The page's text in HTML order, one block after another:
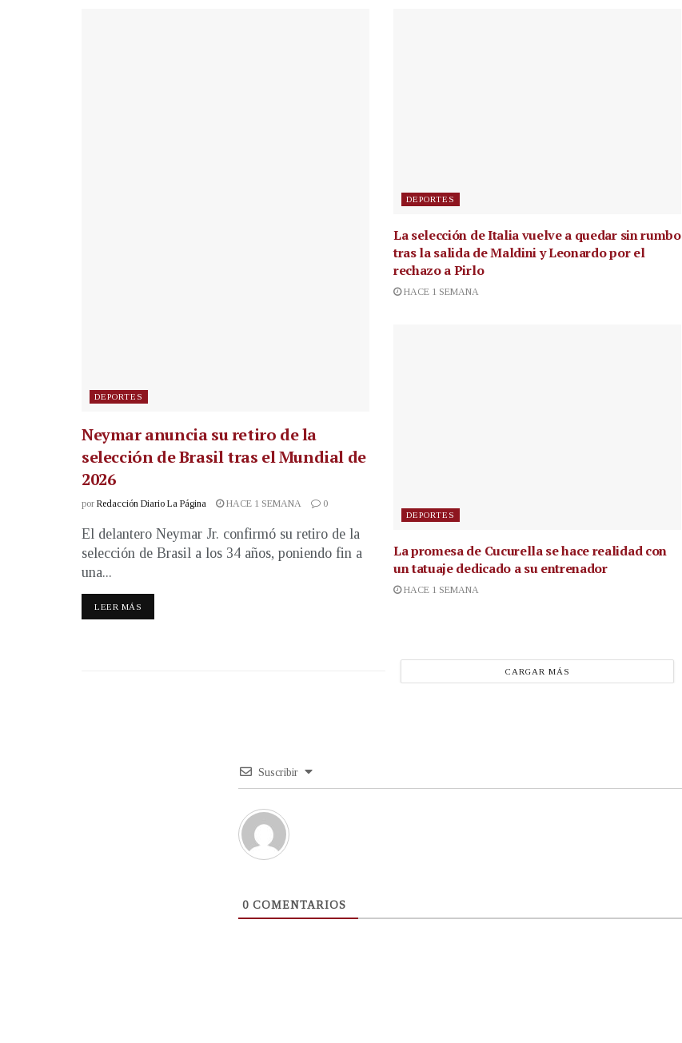
DEPORTES
Neymar anuncia su retiro de la
selección de Brasil tras el Mundial de
2026
por Redacción Diario La Página HACE 1 SEMANA 0
El delantero Neymar Jr. confirmó su retiro de la
selección de Brasil a los 34 años, poniendo fin a
una...
LEER MÁS
DEPORTES
La selección de Italia vuelve a quedar sin rumbo
tras la salida de Maldini y Leonardo por el
rechazo a Pirlo
HACE 1 SEMANA
DEPORTES
La promesa de Cucurella se hace realidad con
un tatuaje dedicado a su entrenador
HACE 1 SEMANA
CARGAR MÁS
Suscribir
0 COMENTARIOS